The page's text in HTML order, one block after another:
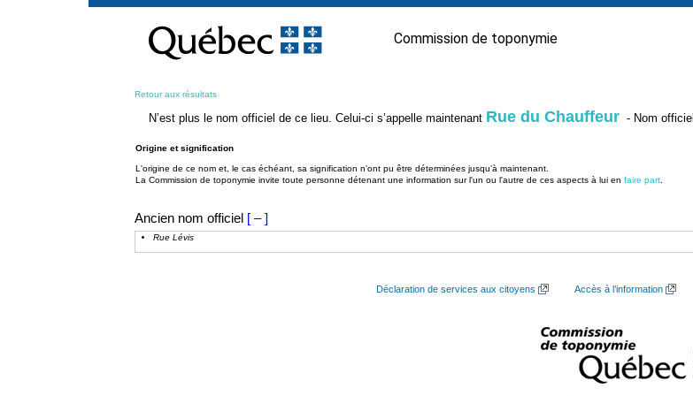
contenu
Commission de toponymie
Retour aux résultats
N’est plus le nom officiel de ce lieu. Celui-ci s’appelle maintenant Rue du Chauffeur - Nom officiel
Origine et signification
L'origine de ce nom et, le cas échéant, sa signification n’ont pu être déterminées jusqu’à maintenant.
La Commission de toponymie invite toute personne détenant une information sur l'un ou l'autre de ces aspects à lui en faire part
Ancien nom officiel [ – ]
Rue Lévis
Déclaration de services aux citoyens Accès à l’information